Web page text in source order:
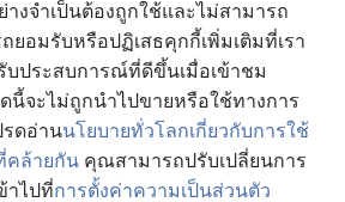
งจำเป็นต้องถูกใช้และไม่สามารถ
ยอมรับหรือปฏิเสธคุกกี้เพิ่มเติมที่เรา
ประสบการณ์ที่ดีขึ้นเมื่อเข้าชม
นี้จะไม่ถูกนำไปขายหรือใช้ทางการ
รดอ่านนโยบายทั่วโลกเกี่ยวกับการใช้
คล้ายกัน คุณสามารถปรับเปลี่ยนการ
าไปที่การตั้งค่าความเป็นส่วนตัว
®
Bible and Tract Society of Pennsylvania.
ยบายการคุ้มครองข้อมูลส่วนบุคคล |การตั้งค่า